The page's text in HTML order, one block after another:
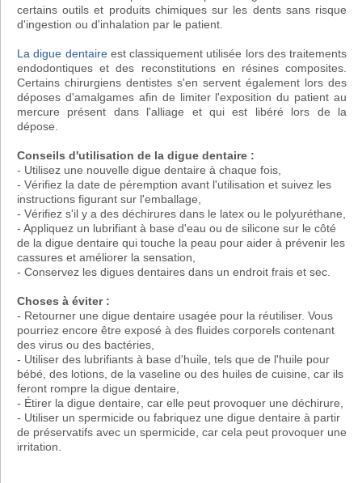
certains outils et produits chimiques sur les dents sans risque
d'ingestion ou d'inhalation par le patient.
La digue dentaireest classiquement utilisée lors des traitements
endodontiques et des reconstitutions en résines composites.
Certains chirurgiens dentistes s'en servent également lors des
déposes d'amalgames afin de limiter l'exposition du patient au
mercure présent dans l'alliage et qui est libéré lors de la
dépose.
Conseils d'utilisation de la digue dentaire :
- Utilisez une nouvelle digue dentaire à chaque fois,
- Vérifiez la date de péremption avant l'utilisation et suivez les
instructions figurant sur l'emballage,
- Vérifiez s'il y a des déchirures dans le latex ou le polyuréthane,
- Appliquez un lubrifiant à base d'eau ou de silicone sur le côté
de la digue dentaire qui touche la peau pour aider à prévenir les
cassures et améliorer la sensation,
- Conservez les digues dentaires dans un endroit frais et sec.
Choses à éviter :
- Retourner une digue dentaire usagée pour la réutiliser. Vous
pourriez encore être exposé à des fluides corporels contenant
des virus ou des bactéries,
- Utiliser des lubrifiants à base d'huile, tels que de l'huile pour
bébé, des lotions, de la vaseline ou des huiles de cuisine, car ils
feront rompre la digue dentaire,
- Étirer la digue dentaire, car elle peut provoquer une déchirure,
- Utiliser un spermicide ou fabriquez une digue dentaire à partir
de préservatifs avec un spermicide, car cela peut provoquer une
irritation.